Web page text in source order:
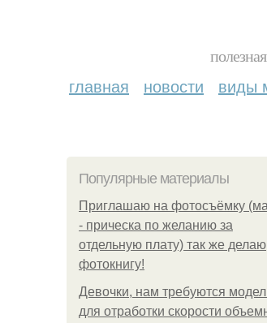
главная новости виды
Популярные материалы
Приглашаю на фотосъёмку
- прическа по желанию за
отдельную плату) так же делаю
фотокнигу!
Девочки, нам требуются
для отработки скорости